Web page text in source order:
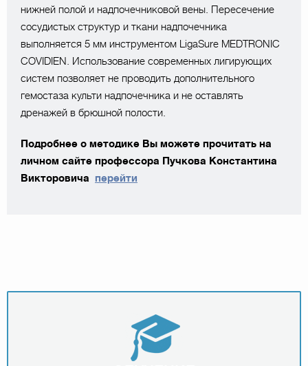
нижней полой и надпочечниковой вены. Пересечение
сосудистых структур и ткани надпочечника
выполняется 5 мм инструментом LigaSure MEDTRONIC
COVIDIEN. Использование современных лигирующих
систем позволяет не проводить дополнительного
гемостаза культи надпочечника и не оставлять
дренажей в брюшной полости.
Подробнее о методике Вы можете прочитать на
личном сайте профессора Пучкова Константина
Викторовича перейти